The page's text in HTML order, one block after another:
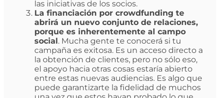
las iniciativas de los socios.
La financiación por crowdfunding te
abrirá un nuevo conjunto de relaciones,
porque es inherentemente al campo
social. Mucha gente te conocerá si tu
campaña es exitosa. Es un acceso directo a
la obtención de clientes, pero no sólo eso,
el apoyo hacia otras cosas estaría abierto
entre estas nuevas audiencias. Es algo que
puede garantizarte la fidelidad de muchos